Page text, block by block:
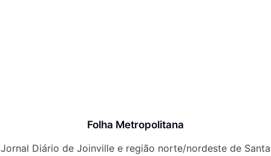
Folha Metropolitana
Jornal Diário de Joinville e região norte/nordeste de Santa